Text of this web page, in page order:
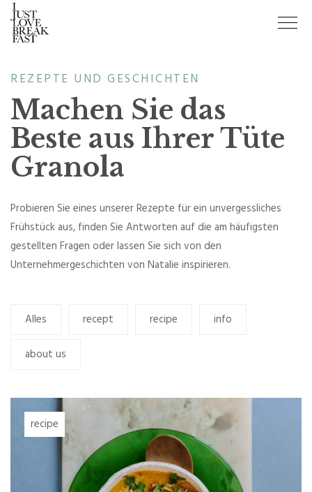
REZEPTE UND GESCHICHTEN
Machen Sie das
Beste aus Ihrer Tüte
Granola
Probieren Sie eines unserer Rezepte für ein unvergessliches
Frühstück aus, finden Sie Antworten auf die am häufigsten
gestellten Fragen oder lassen Sie sich von den
Unternehmergeschichten von Natalie inspirieren.
Alles recept recipe info
about us
recipe